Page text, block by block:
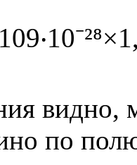
видно,
по